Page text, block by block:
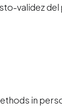
validez
in